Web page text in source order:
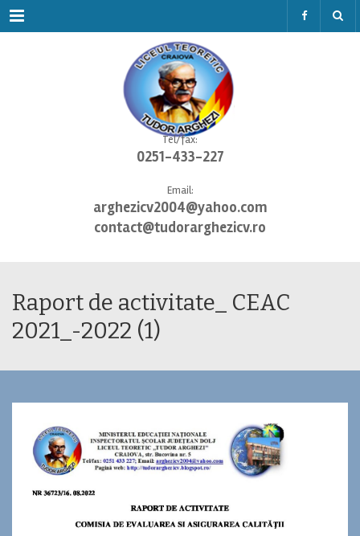
Menu
Tel/fax:
0251-433-227
Email:
arghezicv2004@yahoo.com
contact@tudorarghezicv.ro
Raport de activitate_ CEAC
2021_-2022 (1)